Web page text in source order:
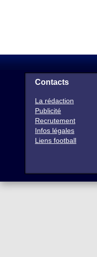
Contacts
La rédaction
Publicité
Recrutement
Infos légales
Liens football